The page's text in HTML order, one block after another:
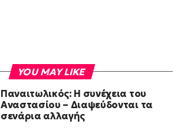
YOU MAY LIKE
Παναιτωλικός: Η συνέχεια του
Αναστασίου – Διαψεύδονται τα
σενάρια αλλαγής